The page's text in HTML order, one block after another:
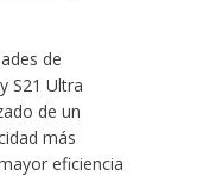
de
S21 Ultra
de un
más
eficiencia